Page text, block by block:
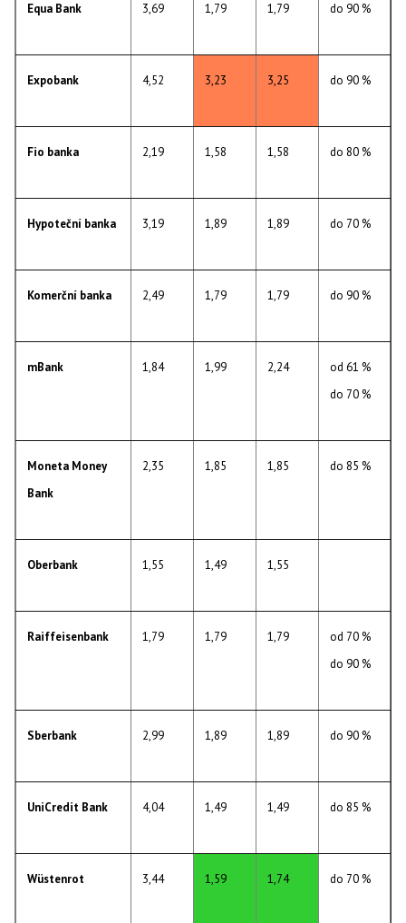
Equa Bank 3,69 1,79 1,79 do 90 %
Expobank 4,52 3,23 3,25 do 90 %
Fio banka 2,19 1,58 1,58 do 80 %
Hypoteční banka 3,19 1,89 1,89 do 70 %
Komerční banka 2,49 1,79 1,79 do 90 %
mBank 1,84 1,99 2,24
od 61 %
do 70 %
Moneta Money
Bank
2,35 1,85 1,85 do 85 %
Oberbank 1,55 1,49 1,55
Raiffeisenbank 1,79 1,79 1,79
od 70 %
do 90 %
Sberbank 2,99 1,89 1,89 do 90 %
UniCredit Bank 4,04 1,49 1,49 do 85 %
Wüstenrot 3,44 1,59 1,74 do 70 %